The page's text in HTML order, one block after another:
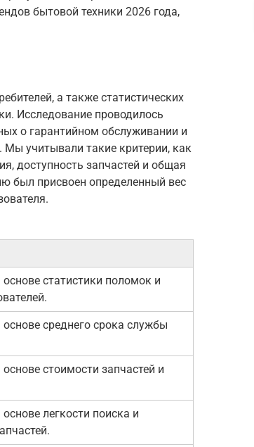
бытовой техники 2026 года,
а также статистических
Исследование проводилось
о гарантийном обслуживании и
Мы учитывали такие критерии, как
доступность запчастей и общая
был присвоен определенный вес
основе статистики поломок и
основе среднего срока службы
стоимости запчастей и
легкости поиска и